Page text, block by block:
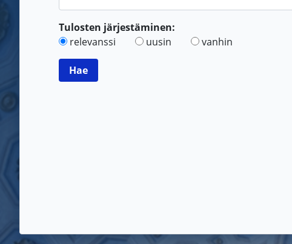
Tulosten järjestäminen:
relevanssi
uusin vanhin